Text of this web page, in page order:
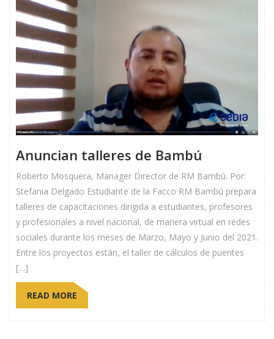
Anuncian talleres de Bambú
Roberto Mosquera, Manager Director de RM Bambú. Por:
Stefania Delgado Estudiante de la Facco RM Bambú prepara
talleres de capacitaciones dirigida a estudiantes, profesores
y profesionales a nivel nacional, de manera virtual en redes
sociales durante los meses de Marzo, Mayo y Junio del 2021.
Entre los proyectos están, el taller de cálculos de puentes
[…]
READ MORE